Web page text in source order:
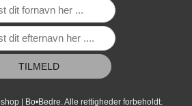
| Bo•Bedre. Alle rettigheder forbeholdt.